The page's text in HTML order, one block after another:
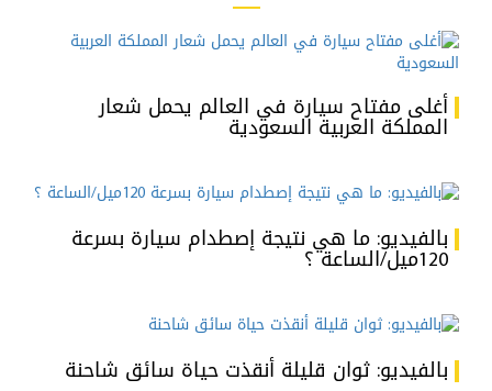
أغلى مفتاح سيارة في العالم يحمل شعار
المملكة العربية السعودية
بالفيديو: ما هي نتيجة إصطدام سيارة بسرعة
120ميل/الساعة ؟
بالفيديو: ثوان قليلة أنقذت حياة سائق شاحنة